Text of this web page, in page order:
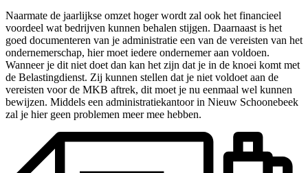
Naarmate de jaarlijkse omzet hoger wordt zal ook het financieel
voordeel wat bedrijven kunnen behalen stijgen. Daarnaast is het
goed documenteren van je administratie een van de vereisten van het
ondernemerschap, hier moet iedere ondernemer aan voldoen.
Wanneer je dit niet doet dan kan het zijn dat je in de knoei komt met
de Belastingdienst. Zij kunnen stellen dat je niet voldoet aan de
vereisten voor de MKB aftrek, dit moet je nu eenmaal wel kunnen
bewijzen. Middels een administratiekantoor in Nieuw Schoonebeek
zal je hier geen problemen meer mee hebben.